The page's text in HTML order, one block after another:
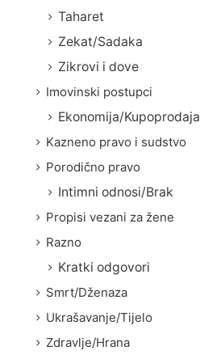
Taharet
Zekat/Sadaka
Zikrovi i dove
Imovinski postupci
Ekonomija/Kupoprodaja
Kazneno pravo i sudstvo
Porodično pravo
Intimni odnosi/Brak
Propisi vezani za žene
Razno
Kratki odgovori
Smrt/Dženaza
Ukrašavanje/Tijelo
Zdravlje/Hrana